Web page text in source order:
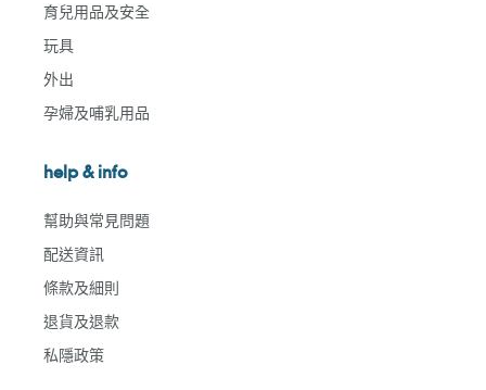
育兒用品及安全
玩具
外出
孕婦及哺乳用品
help & info
幫助與常見問題
配送資訊
條款及細則
退貨及退款
私隱政策